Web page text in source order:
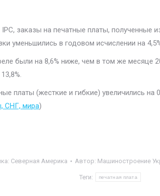
заказы на печатные платы, полученные
уменьшились в годовом исчислении на
были на 8,6% ниже, чем в том же месяце
платы (жесткие и гибкие) увеличились на
СНГ, мира)
Северная Америка Автор: Машиностроение
Теги: печатная плата